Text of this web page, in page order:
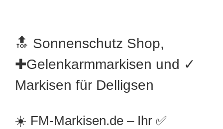
🔝 Sonnenschutz Shop,
✚Gelenkarmmarkisen und ✓
Markisen für Delligsen
☀️ FM-Markisen.de – Ihr ✅